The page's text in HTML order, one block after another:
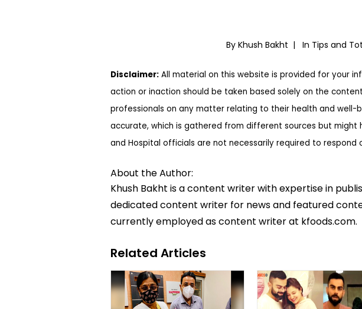
By Khush Bakht | In Tips and
Disclaimer: All material on this website is provided for your
action or inaction should be taken based solely on the
professionals on any matter relating to their health and well-
accurate, which is gathered from different sources but might
and Hospital officials are not necessarily required to respond
About the Author:
Khush Bakht is a content writer with expertise in
dedicated content writer for news and featured
currently employed as content writer at kfoods.com.
Related Articles